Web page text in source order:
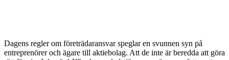
Dagens regler om företrädaransvar speglar en svunnen syn på
entreprenörer och ägare till aktiebolag. Att de inte är beredda att göra